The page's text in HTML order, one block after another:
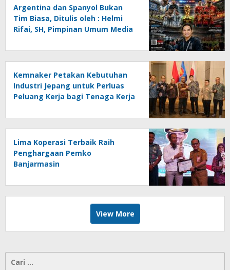
Argentina dan Spanyol Bukan
Tim Biasa, Ditulis oleh : Helmi
Rifai, SH, Pimpinan Umum Media
Kemnaker Petakan Kebutuhan
Industri Jepang untuk Perluas
Peluang Kerja bagi Tenaga Kerja
Lima Koperasi Terbaik Raih
Penghargaan Pemko
Banjarmasin
View More
Cari